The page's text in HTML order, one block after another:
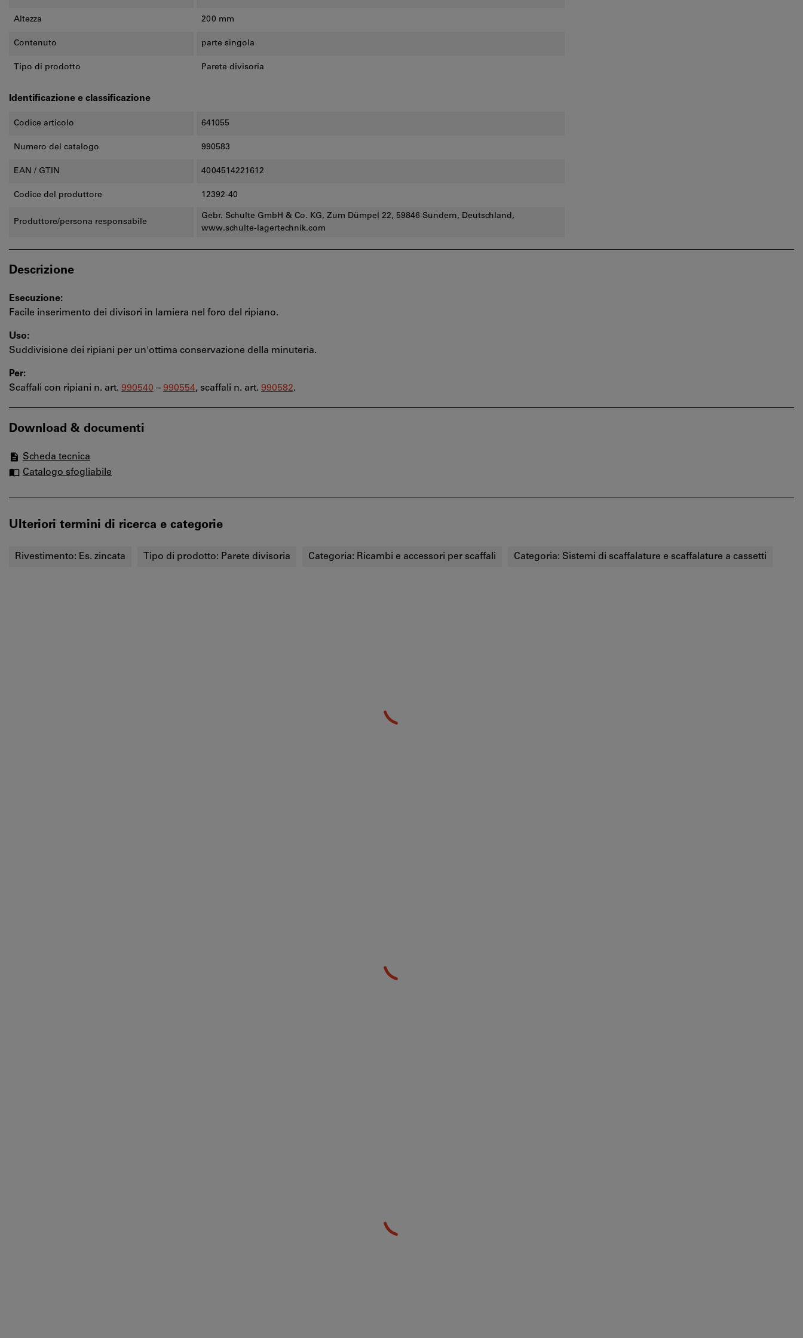
Altezza 200 mm
Contenuto parte singola
Tipo di prodotto Parete divisoria
Identificazione e classificazione
Codice articolo 641055
Numero del catalogo 990583
EAN / GTIN 4004514221612
Codice del produttore 12392-40
Produttore/persona responsabile
Gebr. Schulte GmbH & Co. KG, Zum Dümpel 22, 59846 Sundern, Deutschland,
www.schulte-lagertechnik.com
Descrizione
Esecuzione:
Facile inserimento dei divisori in lamiera nel foro del ripiano.
Uso:
Suddivisione dei ripiani per un'ottima conservazione della minuteria.
Per:
Scaffali con ripiani n. art. 990540 – 990554, scaffali n. art. 990582.
Download & documenti
Scheda tecnica
Catalogo sfogliabile
Ulteriori termini di ricerca e categorie
Rivestimento: Es. zincata Tipo di prodotto: Parete divisoria Categoria: Ricambi e accessori per scaffali Categoria: Sistemi di scaffalature e scaffalature a cassetti